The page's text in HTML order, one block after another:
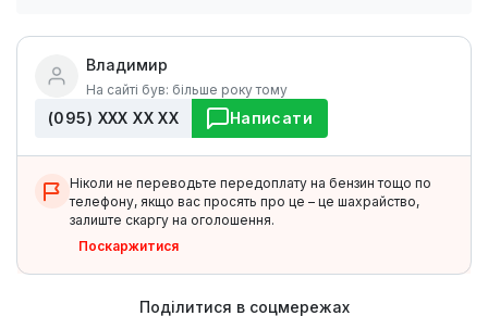
Владимир
На сайті був: більше року тому
(095) ХХХ ХХ ХХ Написати
Ніколи не переводьте передоплату на бензин тощо по
телефону, якщо вас просять про це – це шахрайство,
залиште скаргу на оголошення.
Поскаржитися
Поділитися в соцмережах